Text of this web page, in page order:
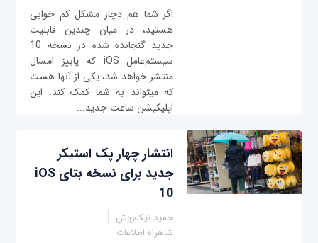
اگر شما هم دچار مشکل کم خوابی
هستید، در میان چندین قابلیت
جدید گنجانده شده در نسخه 10
سیستم‌عامل iOS که پاییز امسال
منتشر خواهد شد، یکی از آنها هست
که می‎تواند به شما کمک کند. این
اپلیکیشن ساعت جدید...
انتشار چهار پک استیکر
جدید برای نسخه بتای iOS
10
حمید نیک‌روش
شاهراه اطلاعات